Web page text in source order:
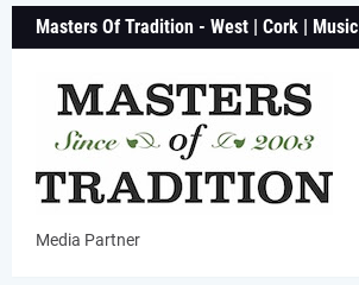
Masters Of Tradition - West | Cork | Music
Media Partner